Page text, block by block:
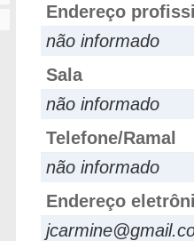
Endereço
não informado
Sala
não informado
Telefone/Ramal
não informado
Endereço